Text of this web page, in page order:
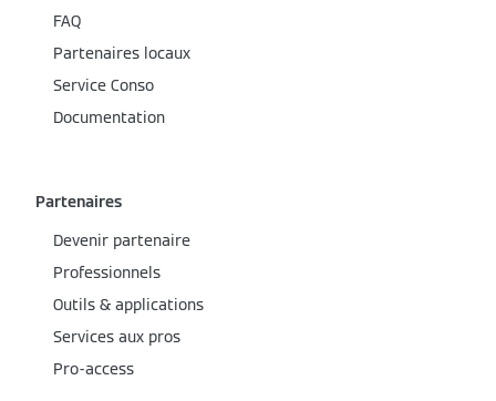
FAQ
Partenaires locaux
Service Conso
Documentation
Partenaires
Devenir partenaire
Professionnels
Outils & applications
Services aux pros
Pro-access